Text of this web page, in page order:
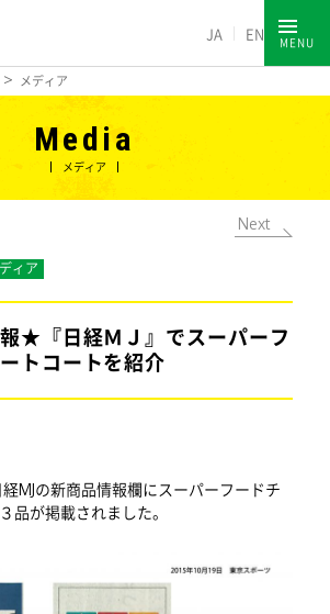
JA EN MENU
メディア
Media
メディア
Next
ィア
★『日経ＭＪ』でスーパーフ
トコートを紹介
MJの新商品情報欄にスーパーフードチ
品が掲載されました。